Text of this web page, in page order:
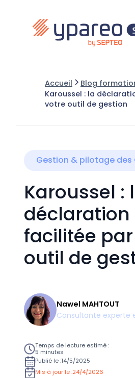
Accueil
Blog
Karoussel : la
votre outil de gestion
Gestion & pilotage des
Karoussel :
déclaration
facilitée
outil de
Nawel MAHTOUT
Consultante experte
Temps de lecture estimé :
5 minutes
Publié le :14/5/2025
Mis à jour le :24/4/2026